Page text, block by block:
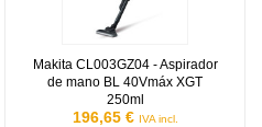
Makita CL003GZ04 - Aspirador
de mano BL 40Vmáx XGT
250ml
196,65 € IVA incl.